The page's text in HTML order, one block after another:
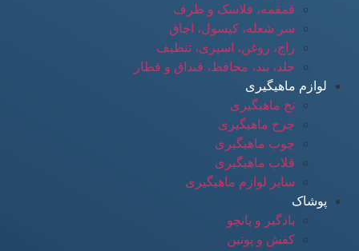
قمقمه، فلاسک و ظرف
سر شعله، کپسول، اجاق
زاج، روغن، اسپری، تنظیف
جلد، بند، محافظ، قنداق و قطار
لوازم ماهیگیری
نخ ماهیگیری
چرخ ماهیگیری
چوب ماهیگیری
قلاب ماهیگیری
سایر لوازم ماهیگیری
پوشاک
بادگیر و پانچو
کفش و پوتین